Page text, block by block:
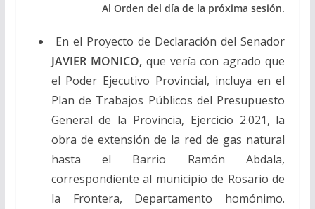
Al Orden del día de la próxima sesión.
En el Proyecto de Declaración del Senador
JAVIER MONICO,que vería con agrado que
el Poder Ejecutivo Provincial, incluya en el
Plan de Trabajos Públicos del Presupuesto
General de la Provincia, Ejercicio 2.021, la
obra de extensión de la red de gas natural
hasta el Barrio Ramón Abdala,
correspondiente al municipio de Rosario de
la Frontera, Departamento homónimo.